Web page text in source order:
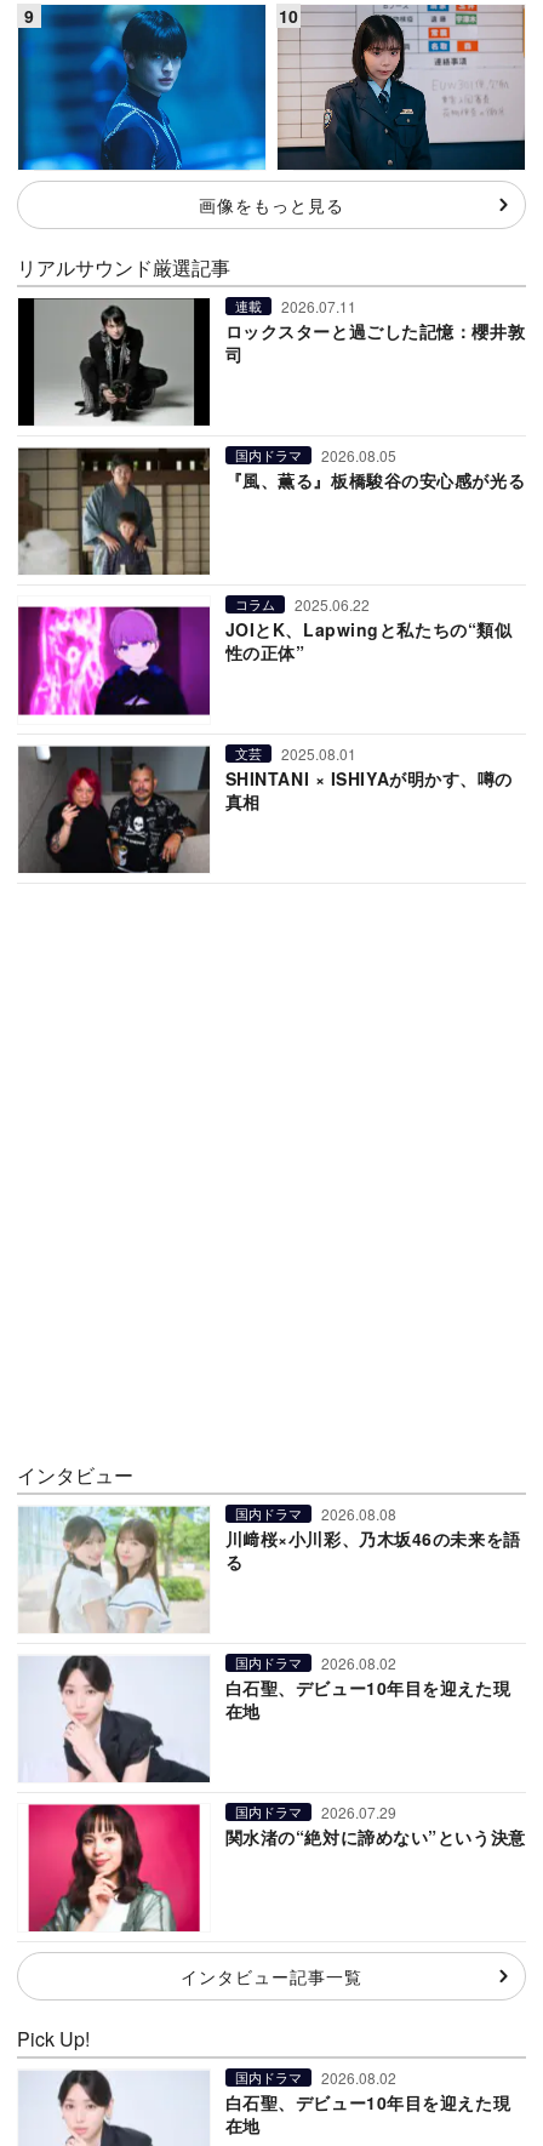
画像をもっと見る
リアルサウンド厳選記事
連載 2026.07.11
ロックスターと過ごした記憶：櫻井敦
司
国内ドラマ 2026.08.05
『風、薫る』板橋駿谷の安心感が光る
コラム 2025.06.22
JOIとK、Lapwingと私たちの“類似
性の正体”
文芸 2025.08.01
SHINTANI × ISHIYAが明かす、噂の
真相
インタビュー
国内ドラマ 2026.08.08
川﨑桜×小川彩、乃木坂46の未来を語
る
国内ドラマ 2026.08.02
白石聖、デビュー10年目を迎えた現
在地
国内ドラマ 2026.07.29
関水渚の“絶対に諦めない”という決意
インタビュー記事一覧
Pick Up!
国内ドラマ 2026.08.02
白石聖、デビュー10年目を迎えた現
在地